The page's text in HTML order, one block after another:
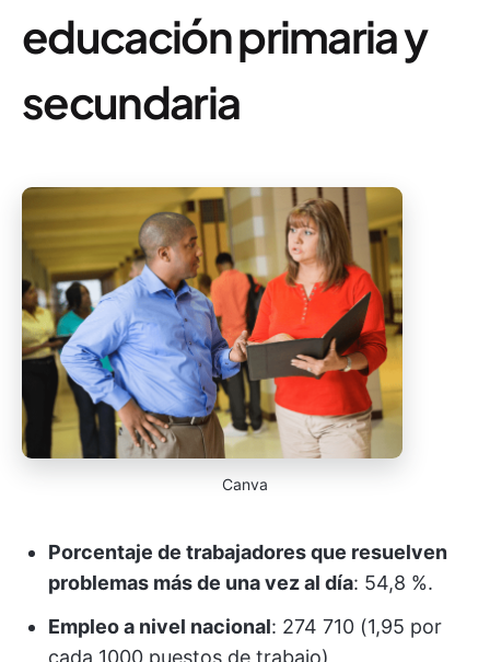
educación primaria y
secundaria
Canva
Porcentaje de trabajadores que resuelven
problemas más de una vez al día: 54,8 %.
Empleo a nivel nacional: 274 710 (1,95 por